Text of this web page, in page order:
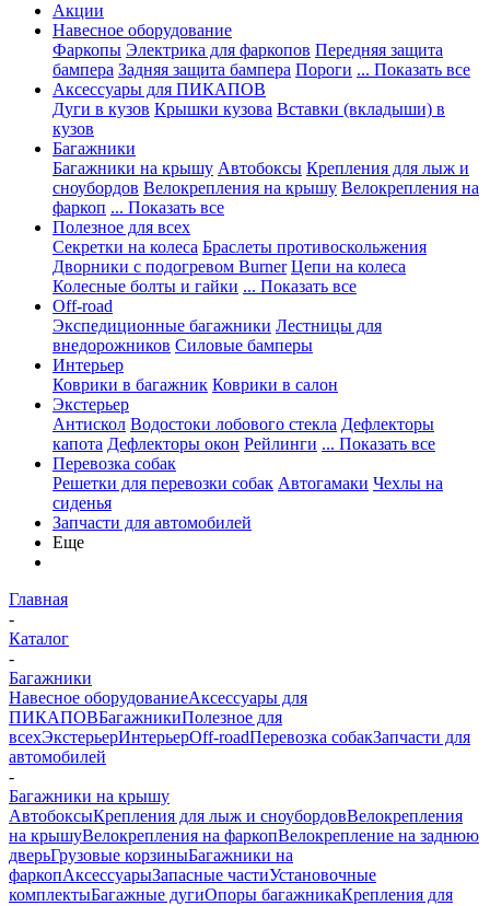
Акции
Навесное оборудование
Фаркопы Электрика для фаркопов Передняя защита
бампера Задняя защита бампера Пороги ... Показать все
Аксессуары для ПИКАПОВ
Дуги в кузов Крышки кузова Вставки (вкладыши) в
кузов
Багажники
Багажники на крышу Автобоксы Крепления для лыж и
сноубордов Велокрепления на крышу Велокрепления на
фаркоп ... Показать все
Полезное для всех
Секретки на колеса Браслеты противоскольжения
Дворники с подогревом Burner Цепи на колеса
Колесные болты и гайки ... Показать все
Off-road
Экспедиционные багажники Лестницы для
внедорожников Силовые бамперы
Интерьер
Коврики в багажник Коврики в салон
Экстерьер
Антискол Водостоки лобового стекла Дефлекторы
капота Дефлекторы окон Рейлинги ... Показать все
Перевозка собак
Решетки для перевозки собак Автогамаки Чехлы на
сиденья
Запчасти для автомобилей
Еще
Главная
-
Каталог
-
Багажники
Навесное оборудованиеАксессуары для
ПИКАПОВБагажникиПолезное для
всехЭкстерьерИнтерьерOff-roadПеревозка собакЗапчасти для
автомобилей
-
Багажники на крышу
АвтобоксыКрепления для лыж и сноубордовВелокрепления
на крышуВелокрепления на фаркопВелокрепление на заднюю
дверьГрузовые корзиныБагажники на
фаркопАксессуарыЗапасные частиУстановочные
комплектыБагажные дугиОпоры багажникаКрепления для